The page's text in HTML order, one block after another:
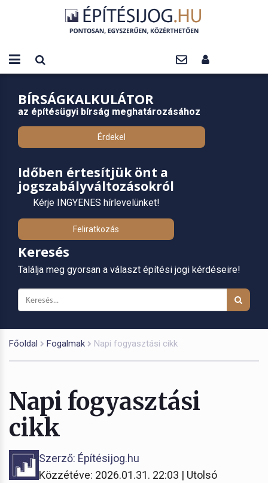
BÍRSÁGKALKULÁTOR
az építésügyi bírság meghatározásához
Érdekel
Időben értesítjük önt a
jogszabályváltozásokról
Kérje INGYENES hírlevelünket!
Feliratkozás
Keresés
Találja meg gyorsan a választ építési jogi kérdéseire!
Főoldal Fogalmak Napi fogyasztási cikk
Napi fogyasztási
cikk
Szerző: Építésijog.hu
Közzétéve: 2026.01.31. 22:03 | Utolsó